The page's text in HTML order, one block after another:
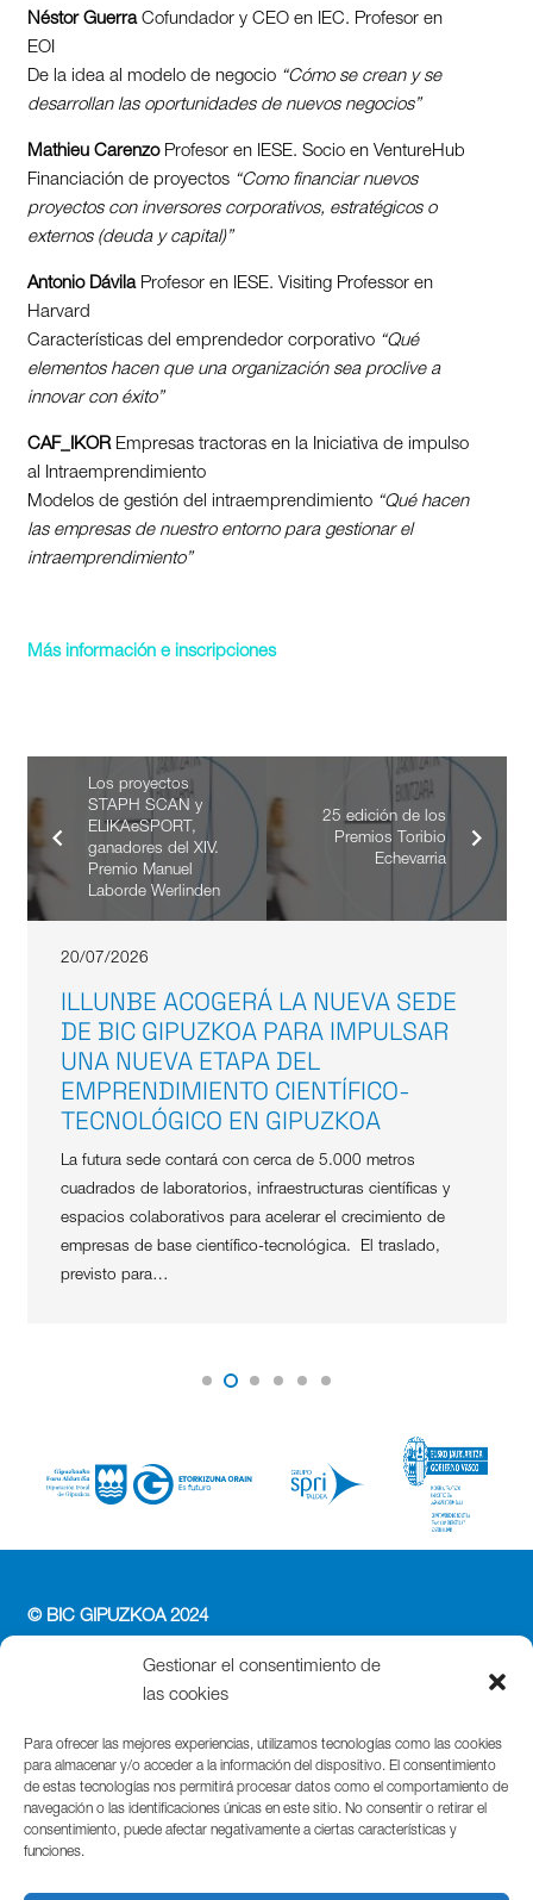
Gestionar el consentimiento de
las cookies
Para ofrecer las mejores experiencias, utilizamos tecnologías como las cookies
para almacenar y/o acceder a la información del dispositivo. El consentimiento
de estas tecnologías nos permitirá procesar datos como el comportamiento de
navegación o las identificaciones únicas en este sitio. No consentir o retirar el
consentimiento, puede afectar negativamente a ciertas características y
funciones.
Néstor GuerraCofundador y CEO en IEC. Profesor en
EOI
De la idea al modelo de negocio “Cómo se crean y se
desarrollan las oportunidades de nuevos negocios”
Mathieu CarenzoProfesor en IESE. Socio en VentureHub
Financiación de proyectos “Como financiar nuevos
proyectos con inversores corporativos, estratégicos o
externos (deuda y capital)”
Antonio DávilaProfesor en IESE. Visiting Professor en
Harvard
Características del emprendedor corporativo “Qué
elementos hacen que una organización sea proclive a
innovar con éxito”
CAF_IKOREmpresas tractoras en la Iniciativa de impulso
al Intraemprendimiento
Modelos de gestión del intraemprendimiento “Qué hacen
las empresas de nuestro entorno para gestionar el
intraemprendimiento”
Más información e inscripciones
Los proyectos
STAPH SCAN y
ELIKAeSPORT,
ganadores del XIV.
Premio Manuel
Laborde Werlinden
25 edición de los
Premios Toribio
Echevarria
20/07/2026
ILLUNBE ACOGERÁ LA NUEVA SEDE
DE BIC GIPUZKOA PARA IMPULSAR
UNA NUEVA ETAPA DEL
EMPRENDIMIENTO CIENTÍFICO-
TECNOLÓGICO EN GIPUZKOA
La futura sede contará con cerca de 5.000 metros
cuadrados de laboratorios, infraestructuras científicas y
espacios colaborativos para acelerar el crecimiento de
empresas de base científico-tecnológica. El traslado,
previsto para…
© BIC GIPUZKOA 2024
PERFIL DEL CONTRATANTE
ACCESIBILIDAD
POLÍTICA DE COOKIES
AVISO LEGAL
Parque Cientifico Tecnológico de Gipuzkoa
Edificio Tandem – Paseo Miramón, 170